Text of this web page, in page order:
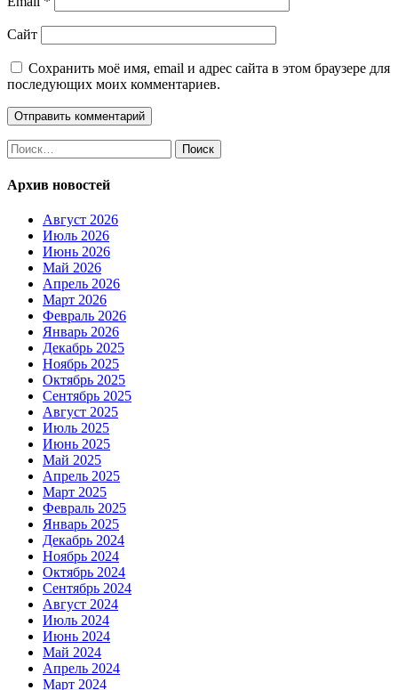
Сайт
Сохранить моё имя, email и адрес сайта в этом браузере для
последующих моих комментариев.
Найти:
Архив новостей
Август 2026
Июль 2026
Июнь 2026
Май 2026
Апрель 2026
Март 2026
Февраль 2026
Январь 2026
Декабрь 2025
Ноябрь 2025
Октябрь 2025
Сентябрь 2025
Август 2025
Июль 2025
Июнь 2025
Май 2025
Апрель 2025
Март 2025
Февраль 2025
Январь 2025
Декабрь 2024
Ноябрь 2024
Октябрь 2024
Сентябрь 2024
Август 2024
Июль 2024
Июнь 2024
Май 2024
Апрель 2024
Март 2024